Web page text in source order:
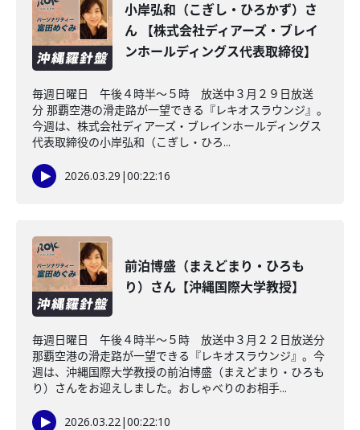
小岸弘和（こぎし・ひろかず）さ
ん 【株式会社ディアーズ・ブレイ
ンホールディングス代表取締役】
毎週日曜日 午後４時半～５時 放送中３月２９日放送
分 那覇空港の滑走路が一望できる『レキオスラウンジ』。
今週は、株式会社ディアーズ・ブレインホールディングス
代表取締役の小岸弘和（こぎし・ひろ...
2026.03.29 |00:22:16
前泊博盛（まえどまり・ひろも
り）さん【沖縄国際大学教授】
毎週日曜日 午後４時半～５時 放送中３月２２日放送分
那覇空港の滑走路が一望できる『レキオスラウンジ』。今
週は、沖縄国際大学教授の前泊博盛（まえどまり・ひろも
り）さんをお迎えしました。おしゃべりのお相手...
2026.03.22|00:22:10